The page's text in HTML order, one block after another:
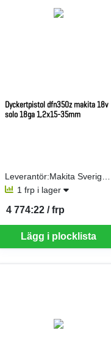
Dyckertpistol dfn350z makita 18v
solo 18ga 1,2x15-35mm
1 frp i lager
Lägg i plocklista
4 774:22 / frp
SEK per FRP